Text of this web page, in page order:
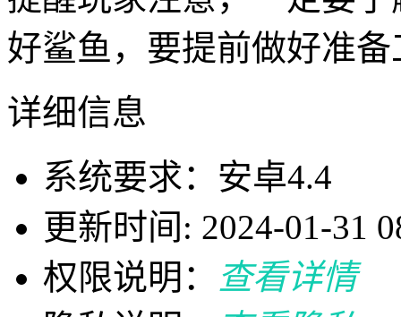
好鲨鱼，要提前做好准
详细信息
系统要求：安卓4.4
更新时间: 2024-01-31
权限说明：
查看详情